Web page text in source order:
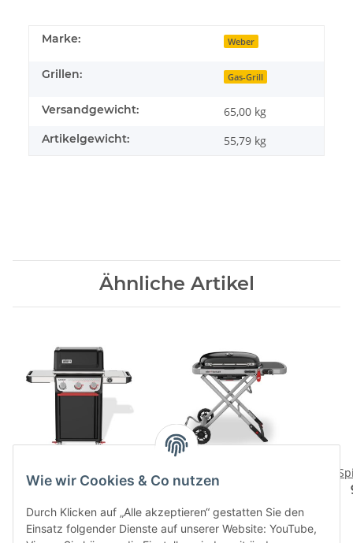
Marke: Weber
Grillen: Gas-Grill
Versandgewicht: 65,00 kg
Artikelgewicht: 55,79 kg
Ähnliche Artikel
Spirit EP-325 GBS
849,00 CHF*
629,00 CHF
Wie wir Cookies & Co nutzen
Durch Klicken auf „Alle akzeptieren“ gestatten Sie den
Einsatz folgender Dienste auf unserer Website: YouTube,